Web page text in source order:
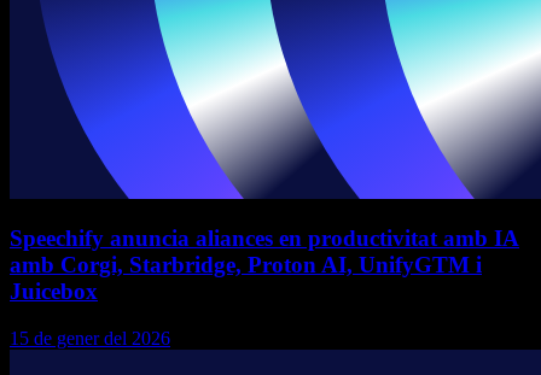
Speechify anuncia aliances en productivitat amb IA
amb Corgi, Starbridge, Proton AI, UnifyGTM i
Juicebox
15 de gener del 2026